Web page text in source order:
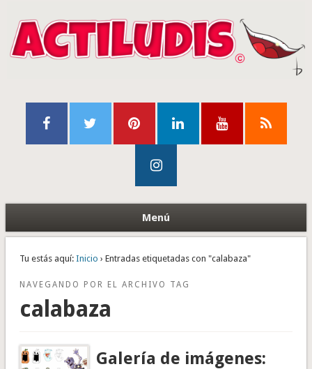
Menú
Tu estás aquí: Inicio › Entradas etiquetadas con "calabaza"
NAVEGANDO POR EL ARCHIVO TAG
calabaza
Galería de imágenes: